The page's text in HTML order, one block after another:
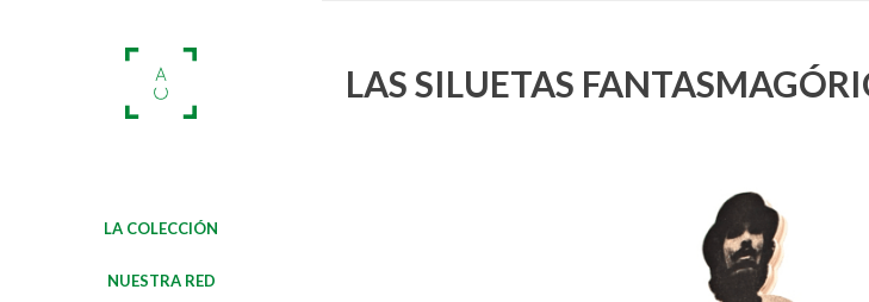
LA COLECCIÓN
NUESTRA RED
LAS SILUETAS